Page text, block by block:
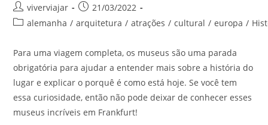
Autor
do
viverviajar
Post
publicado:
21/03/2022
Categoria
post:
alemanha / arquitetura / atrações / cultural / europa /
Para uma viagem completa, os museus são uma parada
obrigatória para ajudar a entender mais sobre a história do
lugar e explicar o porquê é como está hoje. Se você tem
essa curiosidade, então não pode deixar de conhecer esses
museus incríveis em Frankfurt!